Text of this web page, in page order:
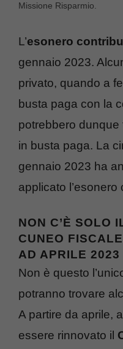
Missione Risparmio.
L’esonero
gennaio 2023.
privato, quando a
busta paga con la
potrebbero dunque
in busta paga. La
gennaio 2023 ha
applicato l’esonero
NON C’È SOLO
CUNEO
AD APRILE 2023
Non è questo
potranno trovare
A partire da aprile,
essere rinnovato il